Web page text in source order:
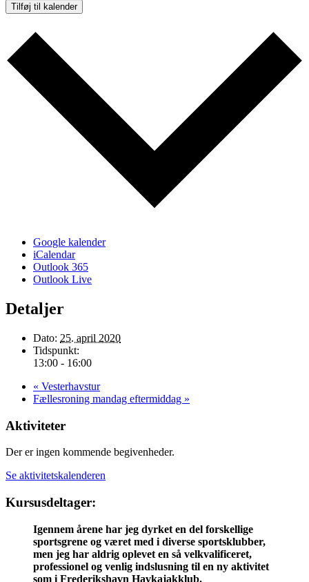
Tilføj til kalender
Google kalender
iCalendar
Outlook 365
Outlook Live
Detaljer
Dato: 25. april 2020
Tidspunkt:
13:00 - 16:00
« Vesterhavstur
Fællesroning mandag eftermiddag »
Aktiviteter
Der er ingen kommende begivenheder.
Se aktivitetskalenderen
Kursusdeltager:
Igennem årene har jeg dyrket en del forskellige
sportsgrene og været med i diverse sportsklubber,
men jeg har aldrig oplevet en så velkvalificeret,
professionel og venlig indslusning til en ny aktivitet
som i Frederikshavn Havkajakklub.